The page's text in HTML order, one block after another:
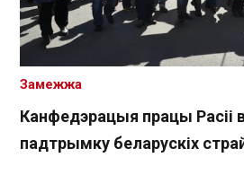
Канфедэрацыя працы Расіі
падтрымку беларускіх
Замежжа